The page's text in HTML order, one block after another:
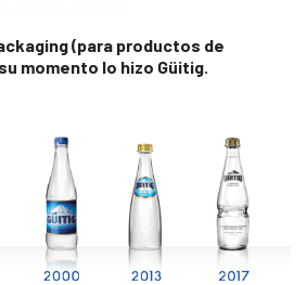
(para productos de
momento lo hizo Güitig.